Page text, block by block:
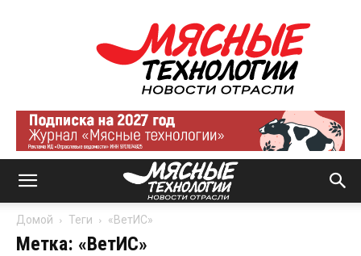
Мясные
технологии
|
Новости
отрасли
Домой Теги «ВетИС»
Метка: «ВетИС»